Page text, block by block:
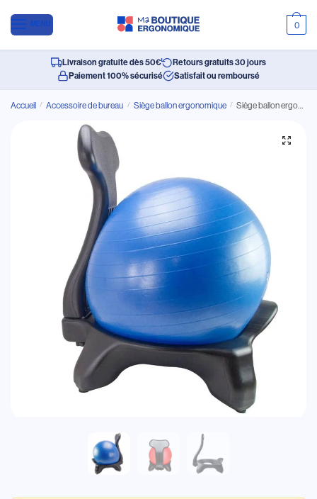
MENU 0
Livraison gratuite dès 50€
Retours gratuits 30 jours
Paiement 100% sécurisé
Satisfait ou remboursé
Accueil / Accessoire de bureau / Siège ballon ergonomique / Siège ballon ergonomique confortable et durable